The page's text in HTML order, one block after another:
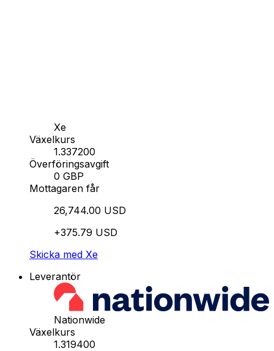
Xe
Växelkurs
1.337200
Överföringsavgift
0 GBP
Mottagaren får
26,744.00 USD
+375.79 USD
Skicka med Xe
Leverantör
Nationwide
Växelkurs
1.319400